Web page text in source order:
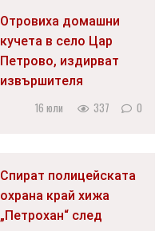
Отровиха домашни
кучета в село Цар
Петрово, издирват
извършителя
16 юли 337 0
Спират полицейската
охрана край хижа
„Петрохан“ след